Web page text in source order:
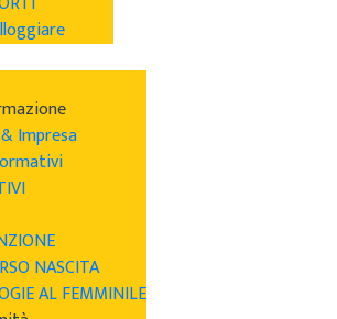
Impresa
NASCITA
AL FEMMINILE